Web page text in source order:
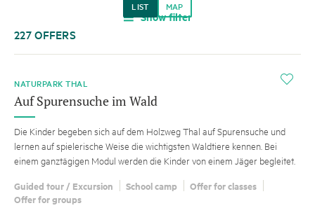
a Show filter
LIST MAP
227 OFFERS
i
NATURPARK THAL
Auf Spurensuche im Wald
Die Kinder begeben sich auf dem Holzweg Thal auf Spurensuche und
lernen auf spielerische Weise die wichtigsten Waldtiere kennen. Bei
einem ganztägigen Modul werden die Kinder von einem Jäger begleitet.
Guided tour / Excursion School camp
Offer for classes
Offer for groups